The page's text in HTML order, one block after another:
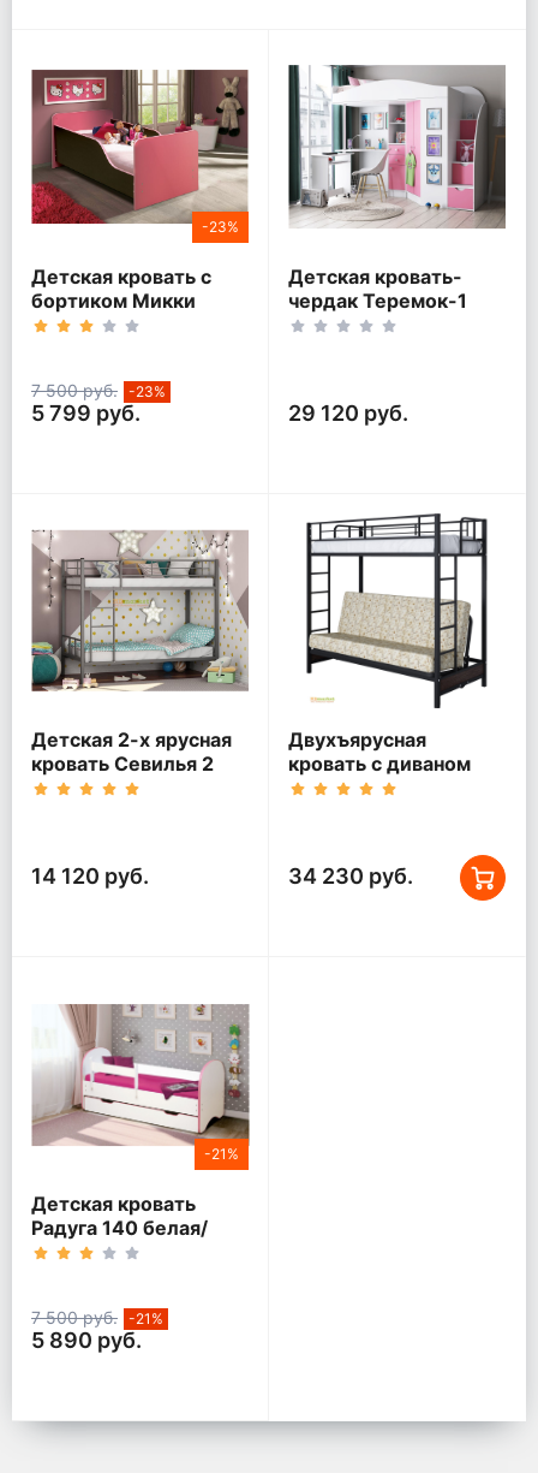
-23%
Детская кровать с
бортиком Микки
7 500 руб. -23%
5 799 руб.
Детская кровать-
чердак Теремок-1
Гранд Белый корпус
29 120 руб.
Детская 2-х ярусная
кровать Севилья 2
14 120 руб.
Двухъярусная
кровать с диваном
Мадлен Черная
34 230 руб.
-21%
Детская кровать
Радуга 140 белая/
кант розовый
7 500 руб. -21%
5 890 руб.